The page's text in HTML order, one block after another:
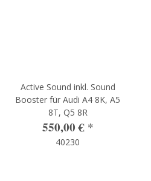
Active Sound inkl. Sound
Booster für Audi A4 8K, A5
8T, Q5 8R
550,00 € *
40230